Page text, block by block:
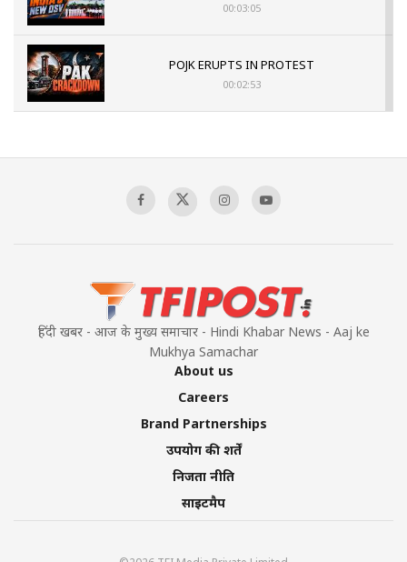
00:03:05
POJK ERUPTS IN PROTEST
00:02:53
Sagar
हिंदी खबर - आज के मुख्य समाचार - Hindi Khabar News - Aaj ke
Mukhya Samachar
About us
Careers
Brand Partnerships
उपयोग की शर्तें
निजता नीति
साइटमैप